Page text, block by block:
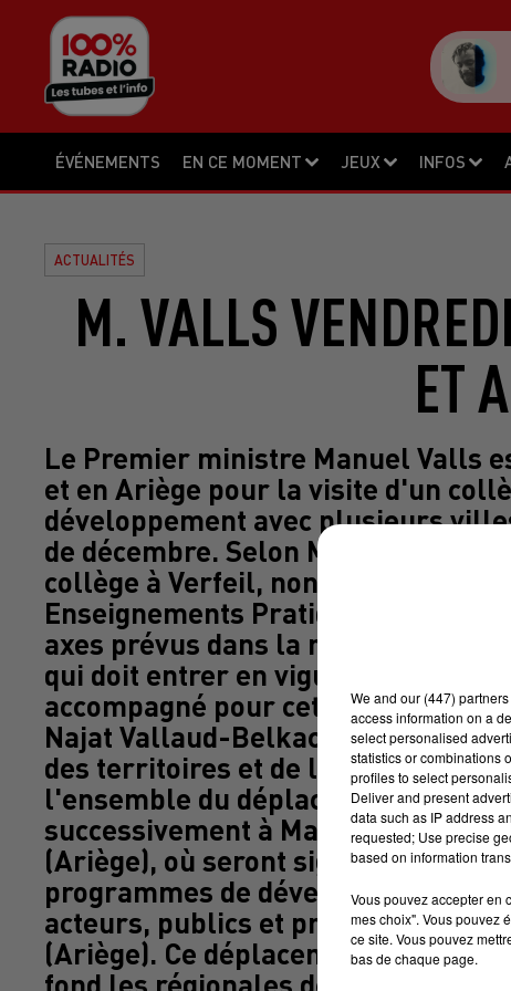
ÉVÉNEMENTS EN CE MOMENT JEUX INFOS
ACTUALITÉS
M. VALLS
ET
Le Premier ministre Manuel Valls
et en Ariège pour la visite d'un
développement avec plusieurs
de décembre. Selon Matignon,
collège à Verfeil, non loin de
Enseignements Pratiques
axes prévus dans la réforme du
qui doit entrer en vigueur à la
accompagné pour cette étape de
Najat Vallaud-Belkacem, tandis
des territoires et de la ruralité,
l'ensemble du déplacement.
successivement à Martres-
(Ariège), où seront signés des
programmes de développement
acteurs, publics et privés, pour les
(Ariège). Ce déplacement du
fond les régionales de décembre,
We and our (447) partners
access information on a
select personalised
statistics or combinations
profiles to select
Deliver and present
data such as IP address
requested; Use precise
based on information
Vous pouvez accepter en
mes choix". Vous pouvez
ce site. Vous pouvez
bas de chaque page.